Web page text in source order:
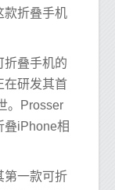
款折叠手机
折叠手机的
在研发其首
。Prosser
叠iPhone相
第一款可折